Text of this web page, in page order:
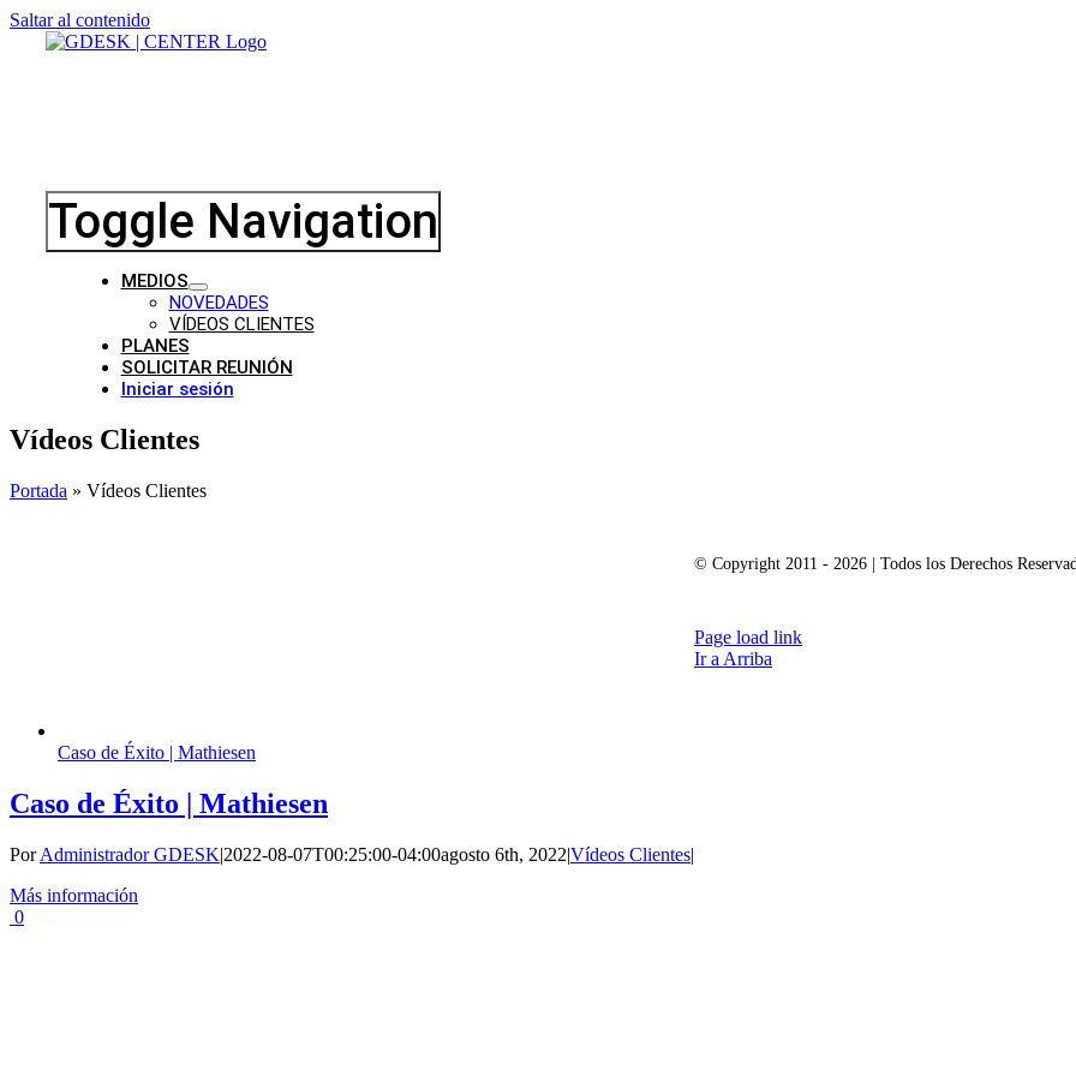
Saltar al contenido
Toggle Navigation
MEDIOS
NOVEDADES
VÍDEOS CLIENTES
PLANES
SOLICITAR REUNIÓN
Iniciar sesión
Vídeos Clientes
Portada » Vídeos Clientes
Caso de Éxito | Mathiesen
Caso de Éxito | Mathiesen
PorAdministrador GDESK|2022-08-07T00:25:00-04:00agosto 6th, 2022|Vídeos Clientes|
Más información
0
© Copyright 2011 - 2026 | Todos los Derechos
Page load link
Ir a Arriba